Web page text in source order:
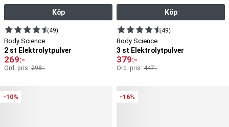
Köp
(49)
Body Science
2 st Elektrolytpulver
269:-
Ord. pris: 298:-
Köp
(49)
Body Science
3 st Elektrolytpulver
379:-
Ord. pris: 447:-
-10% -16%